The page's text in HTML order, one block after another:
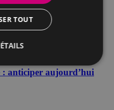
anticiper aujourd’hui
: anticiper aujourd’hui
TOUT